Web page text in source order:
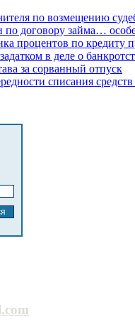
по возмещению
по договору займа…
процентов по кредиту
в деле о
за сорванный отпуск
списания